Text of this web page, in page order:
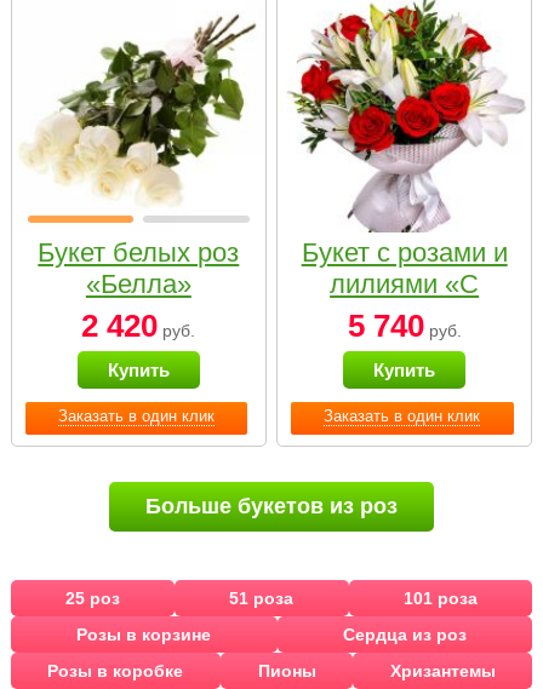
Заказать в один клик
Букет белых роз
«Белла»
2 420 руб.
Купить
Заказать в один клик
Букет с розами и
лилиями «С
наилучшими
пожеланиями»
5 740руб.
Купить
Больше букетов из роз
25 роз 51 роза
101 роза
Розы в корзине
Сердца из роз
Розы в коробке
Пионы
Хризантемы